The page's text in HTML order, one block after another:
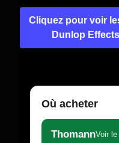
Cliquez pour voir
Dunlop
Où acheter
ThomannVoir